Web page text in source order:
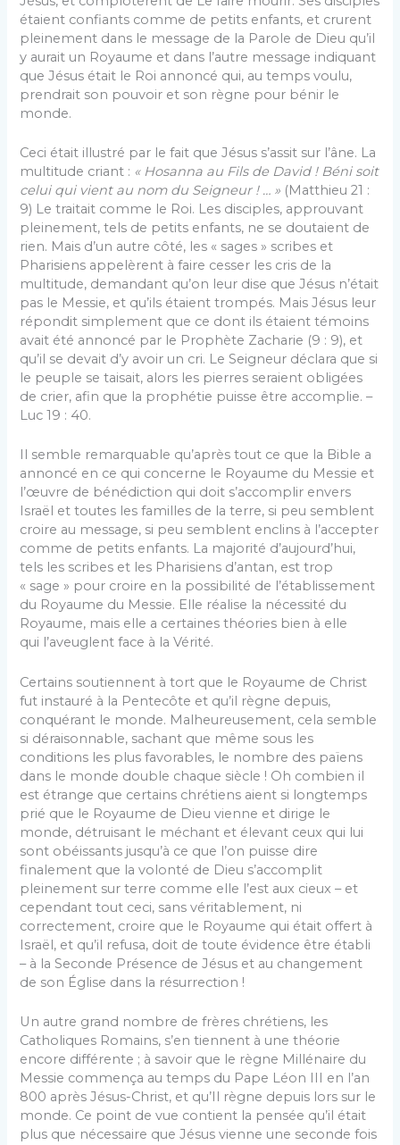
étaient confiants comme de petits enfants, et crurent
pleinement dans le message de la Parole de Dieu qu’il
y aurait un Royaume et dans l’autre message indiquant
que Jésus était le Roi annoncé qui, au temps voulu,
prendrait son pouvoir et son règne pour bénir le
monde.
Ceci était illustré par le fait que Jésus s’assit sur l’âne. La
multitude criant : « Hosanna au Fils de David ! Béni soit
celui qui vient au nom du Seigneur ! … » (Matthieu 21 :
9) Le traitait comme le Roi. Les disciples, approuvant
pleinement, tels de petits enfants, ne se doutaient de
rien. Mais d’un autre côté, les « sages » scribes et
Pharisiens appelèrent à faire cesser les cris de la
multitude, demandant qu’on leur dise que Jésus n’était
pas le Messie, et qu’ils étaient trompés. Mais Jésus leur
répondit simplement que ce dont ils étaient témoins
avait été annoncé par le Prophète Zacharie (9 : 9), et
qu’il se devait d’y avoir un cri. Le Seigneur déclara que si
le peuple se taisait, alors les pierres seraient obligées
de crier, afin que la prophétie puisse être accomplie. –
Luc 19 : 40.
Il semble remarquable qu’après tout ce que la Bible a
annoncé en ce qui concerne le Royaume du Messie et
l’œuvre de bénédiction qui doit s’accomplir envers
Israël et toutes les familles de la terre, si peu semblent
croire au message, si peu semblent enclins à l’accepter
comme de petits enfants. La majorité d’aujourd’hui,
tels les scribes et les Pharisiens d’antan, est trop
« sage » pour croire en la possibilité de l’établissement
du Royaume du Messie. Elle réalise la nécessité du
Royaume, mais elle a certaines théories bien à elle
qui l’aveuglent face à la Vérité.
Certains soutiennent à tort que le Royaume de Christ
fut instauré à la Pentecôte et qu’il règne depuis,
conquérant le monde. Malheureusement, cela semble
si déraisonnable, sachant que même sous les
conditions les plus favorables, le nombre des païens
dans le monde double chaque siècle ! Oh combien il
est étrange que certains chrétiens aient si longtemps
prié que le Royaume de Dieu vienne et dirige le
monde, détruisant le méchant et élevant ceux qui lui
sont obéissants jusqu’à ce que l’on puisse dire
finalement que la volonté de Dieu s’accomplit
pleinement sur terre comme elle l’est aux cieux – et
cependant tout ceci, sans véritablement, ni
correctement, croire que le Royaume qui était offert à
Israël, et qu’il refusa, doit de toute évidence être établi
– à la Seconde Présence de Jésus et au changement
de son Église dans la résurrection !
Un autre grand nombre de frères chrétiens, les
Catholiques Romains, s’en tiennent à une théorie
encore différente ; à savoir que le règne Millénaire du
Messie commença au temps du Pape Léon III en l’an
800 après Jésus-Christ, et qu’Il règne depuis lors sur le
monde. Ce point de vue contient la pensée qu’il était
plus que nécessaire que Jésus vienne une seconde fois